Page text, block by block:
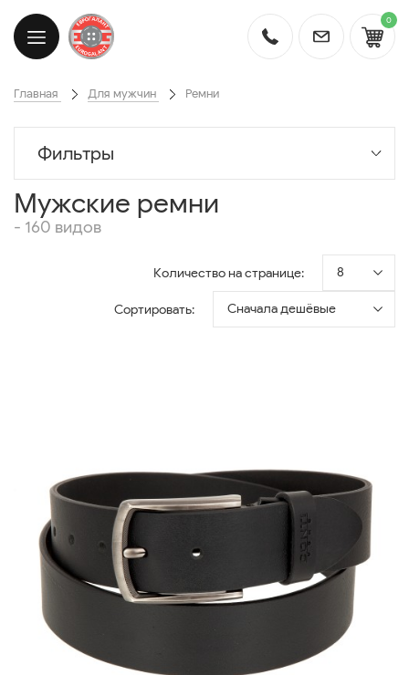
0
Главная Для мужчин Ремни
Фильтры
Мужские ремни
- 160 видов
Количество на странице: 8
Сортировать: Сначала дешёвые